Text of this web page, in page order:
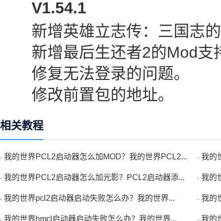
V1.54.1
新增英雄立志传：三国志的
新增最后生还者2的Mod支
修复无法登录的问题。
修改前置包的地址。
相关教程
我的世界PCL2启动器怎么加MOD？我的世界PCL2... 我的
我的世界PCL2启动器怎么加光影？PCL2启动器添... 我的
我的世界pcl2启动器启动失败怎么办？我的世界... 我的
我的世界hmcl启动器启动失败怎么办？我的世界... 我的